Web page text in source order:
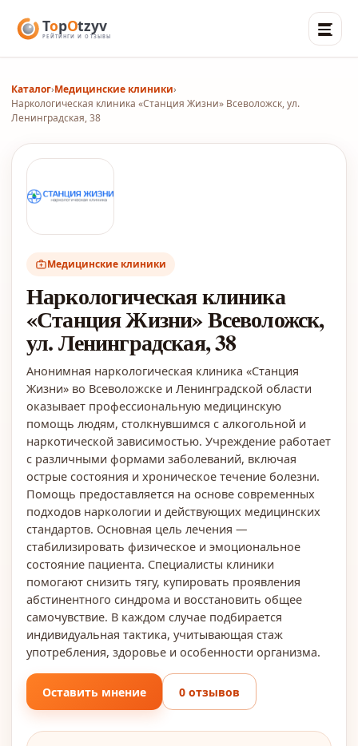
Каталог›Медицинские клиники›
Наркологическая клиника «Станция Жизни» Всеволожск, ул.
Ленинградская, 38
Медицинские клиники
Наркологическая клиника
«Станция Жизни» Всеволожск,
ул. Ленинградская, 38
Анонимная наркологическая клиника «Станция
Жизни» во Всеволожске и Ленинградской области
оказывает профессиональную медицинскую
помощь людям, столкнувшимся с алкогольной и
наркотической зависимостью. Учреждение работает
с различными формами заболеваний, включая
острые состояния и хроническое течение болезни.
Помощь предоставляется на основе современных
подходов наркологии и действующих медицинских
стандартов. Основная цель лечения —
стабилизировать физическое и эмоциональное
состояние пациента. Специалисты клиники
помогают снизить тягу, купировать проявления
абстинентного синдрома и восстановить общее
самочувствие. В каждом случае подбирается
индивидуальная тактика, учитывающая стаж
употребления, здоровье и особенности организма.
Оставить мнение 0 отзывов